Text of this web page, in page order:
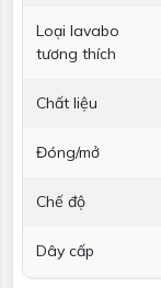
Loại lavabo
tương thích
Chất liệu
Đóng/mở
Chế độ
Dây cấp